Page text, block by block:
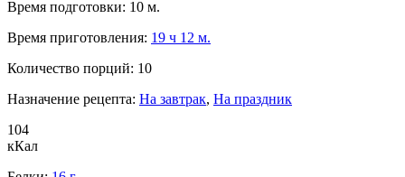
Время подготовки: 10 м.
Время приготовления: 19 ч 12 м.
Количество порций: 10
Назначение рецепта: На завтрак, На праздник
104
кКал